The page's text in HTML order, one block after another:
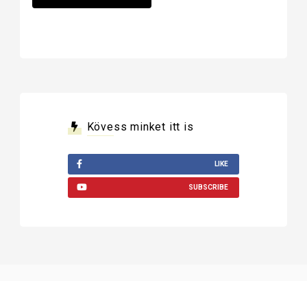
Kövess minket itt is
LIKE
SUBSCRIBE